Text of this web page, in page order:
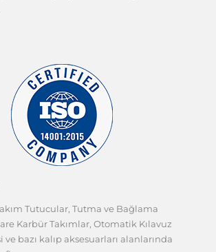
Tutucular, Tutma ve Bağlama
Karbür Takımlar, Otomatik Kılavuz
bazı kalıp aksesuarları alanlarında